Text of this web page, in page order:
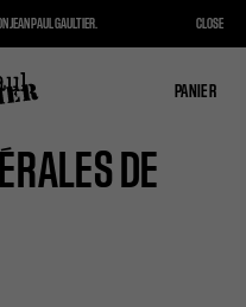
PANIER
PANIER
DE
JEAN PAUL GAULTIER. CLOSE